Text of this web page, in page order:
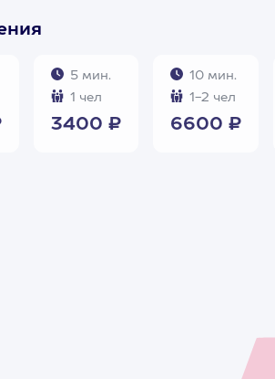
5 мин.
1 чел
3400 ₽
10 мин.
1-2 чел
6600 ₽